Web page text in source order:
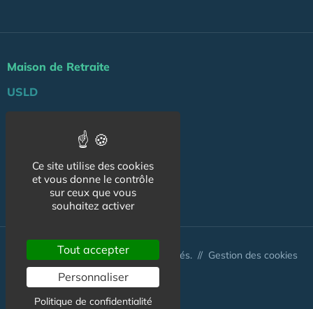
Maison de Retraite
USLD
Professionnels
NOS AUTRES SITES :
© Australis 2026 - Tous droits réservés. // Gestion des cookies
Ce site utilise des cookies
et vous donne le contrôle
sur ceux que vous
souhaitez activer
Tout accepter
Personnaliser
Politique de confidentialité